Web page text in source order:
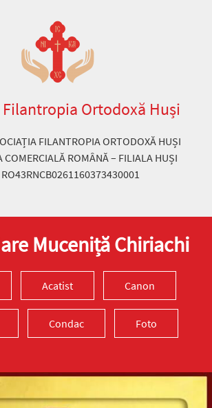
Ortodoxă Huși
FILANTROPIA ORTODOXĂ HUȘI
COMERCIALĂ ROMÂNĂ – FILIALA HUȘI
RO43RNCB0261160373430001
Muceniță Chiriachi
Acatist Canon
Condac Foto